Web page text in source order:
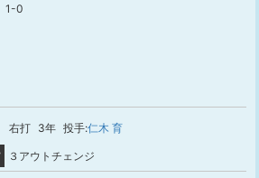
1-0
右打 3年 投手:仁木 育
３アウトチェンジ